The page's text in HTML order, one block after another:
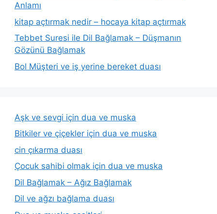
Anlamı
kitap açtırmak nedir – hocaya kitap açtırmak
Tebbet Suresi ile Dil Bağlamak – Düşmanın
Gözünü Bağlamak
Bol Müşteri ve iş yerine bereket duası
Aşk ve sevgi için dua ve muska
Bitkiler ve çiçekler için dua ve muska
cin çıkarma duası
Çocuk sahibi olmak için dua ve muska
Dil Bağlamak – Ağız Bağlamak
Dil ve ağzı bağlama duası